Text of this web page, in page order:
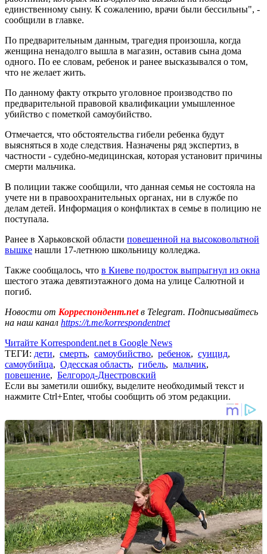
единственному сыну. К сожалению, врачи были бессильны", -
сообщили в главке.
По предварительным данным, трагедия произошла, когда
женщина ненадолго вышла в магазин, оставив сына дома
одного. По ее словам, ребенок и ранее высказывался о том,
что не желает жить.
По данному факту открыто уголовное производство по
предварительной правовой квалификации умышленное
убийство с пометкой самоубийство.
Отмечается, что обстоятельства гибели ребенка будут
выясняться в ходе следствия. Назначены ряд экспертиз, в
частности - судебно-медицинская, которая установит причины
смерти мальчика.
В полиции также сообщили, что данная семья не состояла на
учете ни в правоохранительных органах, ни в службе по
делам детей. Информация о конфликтах в семье в полицию не
поступала.
Ранее в Харьковской области повешенной на высоковольтной
вышке нашли 17-летнюю школьницу колледжа.
Также сообщалось, что в Киеве подросток выпрыгнул из окна
шестого этажа девятиэтажного дома на улице Салютной и
погиб.
Новости от Корреспондент.netв Telegram. Подписывайтесь
на наш канал https://t.me/korrespondentnet
Читайте Korrespondent.net в Google News
ТЕГИ: дети, смерть, самоубийство, ребенок, суицид,
самоубийца, Одесская область, гибель, мальчик,
повешение, Белгород-Днестровский
Если вы заметили ошибку, выделите необходимый текст и
нажмите Ctrl+Enter, чтобы сообщить об этом редакции.